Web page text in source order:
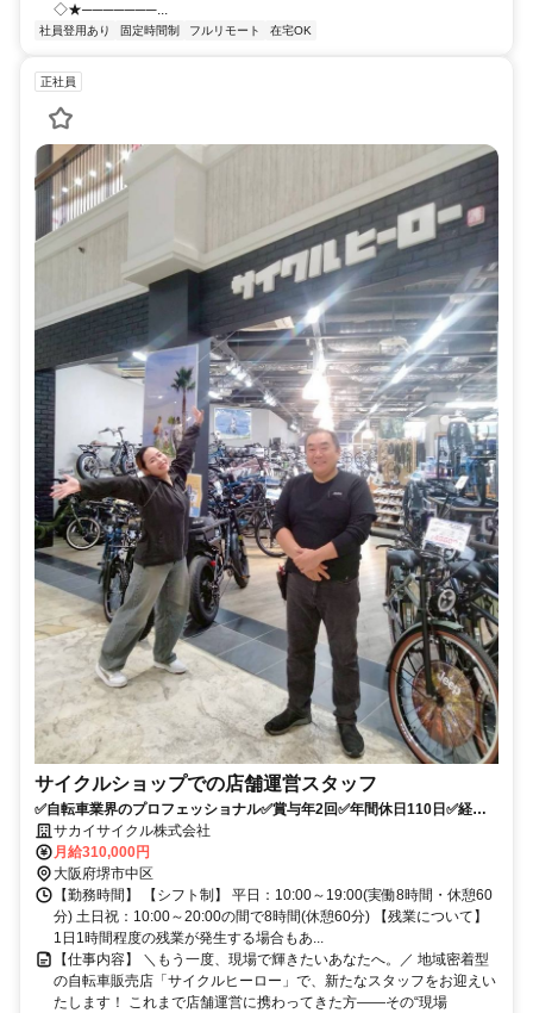
◇★───────...
社員登用あり 固定時間制 フルリモート 在宅OK
正社員
サイクルショップでの店舗運営スタッフ
✅自転車業界のプロフェッショナル✅賞与年2回✅年間休日110日✅経験
者優遇・活躍を高く評価
サカイサイクル株式会社
月給310,000円
大阪府堺市中区
【勤務時間】 【シフト制】 平日：10:00～19:00(実働8時間・休憩60
分) 土日祝：10:00～20:00の間で8時間(休憩60分) 【残業について】
1日1時間程度の残業が発生する場合もあ...
【仕事内容】 ＼もう一度、現場で輝きたいあなたへ。／ 地域密着型
の自転車販売店「サイクルヒーロー」で、新たなスタッフをお迎えい
たします！ これまで店舗運営に携わってきた方――その“現場